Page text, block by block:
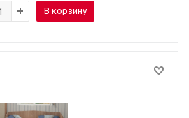
В корзину